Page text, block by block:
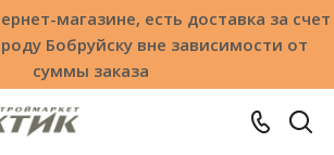
магазине, есть доставка за счет
Бобруйску вне зависимости от
суммы заказа